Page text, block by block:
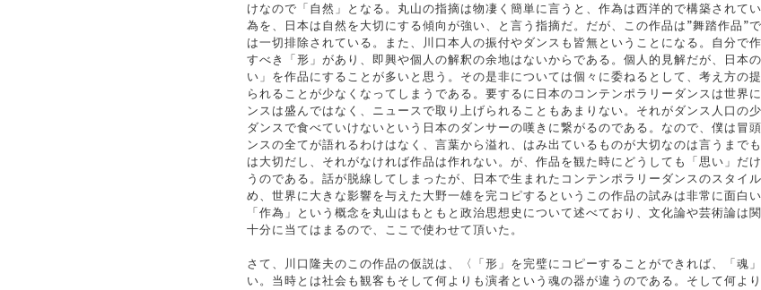
けなので「自然」となる。丸山の指摘は物凄く簡単に言うと、作為は西洋的で構築され
為を、日本は自然を大切にする傾向が強い、と言う指摘だ。だが、この作品は”舞踏作品”
は一切排除されている。また、川口本人の振付やダンスも皆無ということになる。自分
すべき「形」があり、即興や個人の解釈の余地はないからである。個人的見解だが、日本
い」を作品にすることが多いと思う。その是非については個々に委ねるとして、考え方
られることが少なくなってしまうである。要するに日本のコンテンポラリーダンスは世
ンスは盛んではなく、ニュースで取り上げられることもあまりない。それがダンス人口の
ダンスで食べていけないという日本のダンサーの嘆きに繋がるのである。なので、僕は
ンスの全てが語れるわけはなく、言葉から溢れ、はみ出ているものが大切なのは言うま
は大切だし、それがなければ作品は作れない。が、作品を観た時にどうしても「思い」だ
うのである。話が脱線してしまったが、日本で生まれたコンテンポラリーダンスのスタイ
め、世界に大きな影響を与えた大野一雄を完コピするというこの作品の試みは非常に面白
「作為」という概念を丸山はもともと政治思想史について述べており、文化論や芸術論
十分に当てはまるので、ここで使わせて頂いた。
さて、川口隆夫のこの作品の仮説は、〈「形」を完璧にコピーすることができれば、「
い。当時とは社会も観客もそして何よりも演者という魂の器が違うのである。そして何